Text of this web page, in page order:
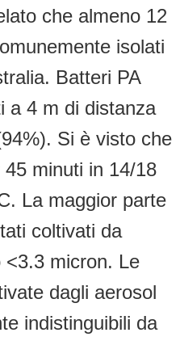
che almeno 12
isolati
Batteri PA
a 4 m di distanza
Si è visto che
minuti in 14/18
La maggior parte
coltivati da
<3.3 micron. Le
dagli aerosol
indistinguibili da